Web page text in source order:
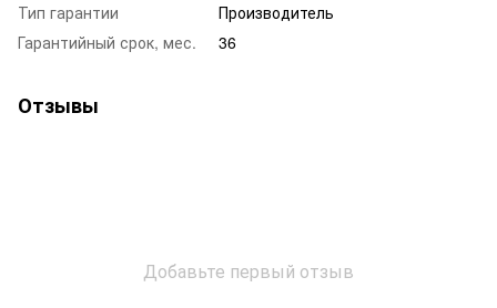
Тип гарантии
Производитель
Гарантийный срок, мес.
36
Отзывы
Добавьте первый отзыв